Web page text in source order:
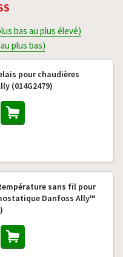
bas au plus élevé)
plus bas)
pour chaudières
(014G2479)
sans fil pour
Danfoss Ally™